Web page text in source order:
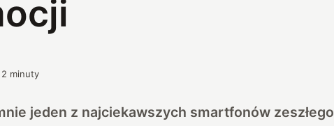
2 minuty
jeden z najciekawszych smartfonów zeszłego